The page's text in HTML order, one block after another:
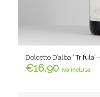
Dolcetto D’alba ‘
€16,90 iva inclusa